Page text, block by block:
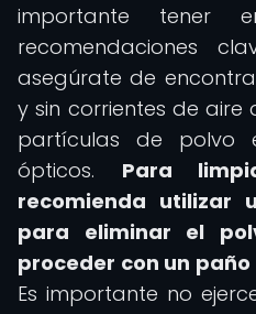
importante tener
recomendaciones
asegúrate de
y sin corrientes de
partículas de polvo
ópticos. Para
recomienda utilizar
para eliminar el
proceder con un
Es importante no